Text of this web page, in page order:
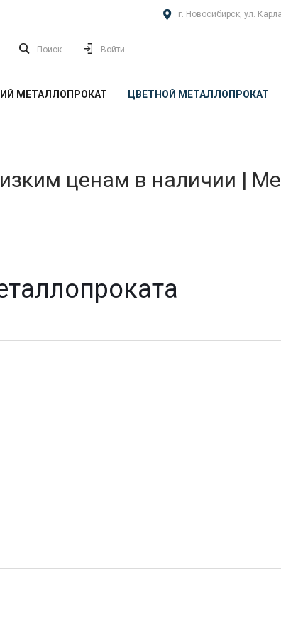
г. Новосибирск, ул.
Поиск Войти
МЕТАЛЛОПРОКАТ ЦВЕТНОЙ МЕТАЛЛОПРОКАТ
ценам в наличии |